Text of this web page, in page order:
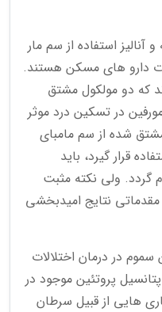
استفاده از سم مار
دارو های مسکن هستند.
که دو مولکول مشتق
در تسکین درد موثر
شده از سم مامبای
قرار گیرد، باید
گردد. ولی نکته مثبت
نتایج امیدبخشی
سموم در درمان اختلالات
پروتئین موجود در
هایی از قبیل سرطان